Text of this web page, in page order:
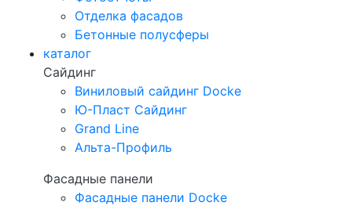
Отделка фасадов
Бетонные полусферы
каталог
Сайдинг
Виниловый сайдинг Docke
Ю-Пласт Сайдинг
Grand Line
Альта-Профиль
Фасадные панели
Фасадные панели Docke